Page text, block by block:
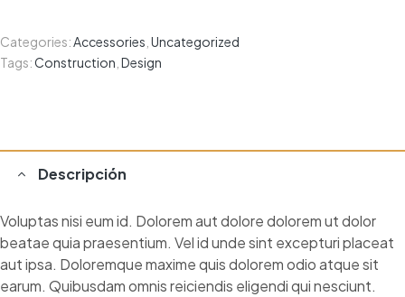
Categories:Accessories Uncategorized
Tags:Construction Design
Descripción
Voluptas nisi eum id. Dolorem aut dolore dolorem ut dolor
beatae quia praesentium. Vel id unde sint excepturi placeat
aut ipsa. Doloremque maxime quis dolorem odio atque sit
earum. Quibusdam omnis reiciendis eligendi qui nesciunt.